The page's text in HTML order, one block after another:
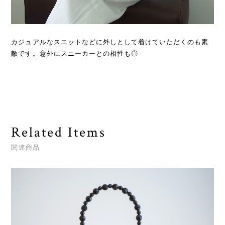
カジュアルなスエットなどに外しとして着けていただくのも素
敵です。意外にスニーカーとの相性も◎
Related Items
関連商品